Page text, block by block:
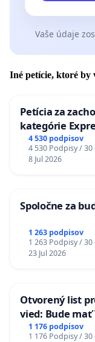
Vaše údaje
Iné petície, ktoré
Petícia za
kategórie
stanici Púchov
4 530 podpisov
4 530 Podpisy / 30
8 Jul 2026
Spoločne za
1 263 podpisov
1 263 Podpisy /
23 Jul 2026
Otvorený list
vied: Bude mať
chrbticu?
1 176 podpisov
1 176 Podpisy /